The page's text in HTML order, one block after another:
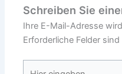
Schreiben Sie
Ihre E-Mail-Adresse
Erforderliche Felder sind